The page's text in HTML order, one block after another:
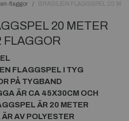
flaggor BRASILIEN FLAGGSPEL 20
20 METER
FLAGGOR
FLAGGSPEL I TYG
PÅ TYGBAND
ÄR CA 45X30CM OCH
ÄR 20 METER
AV POLYESTER